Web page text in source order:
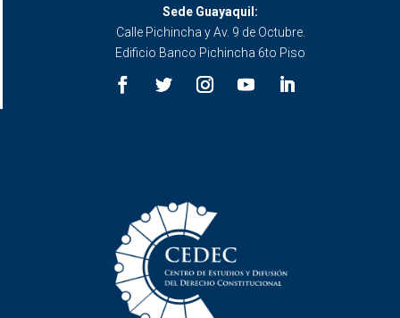
Sede Guayaquil:
Calle Pichincha y Av. 9 de Octubre.
Edificio Banco Pichincha 6to Piso